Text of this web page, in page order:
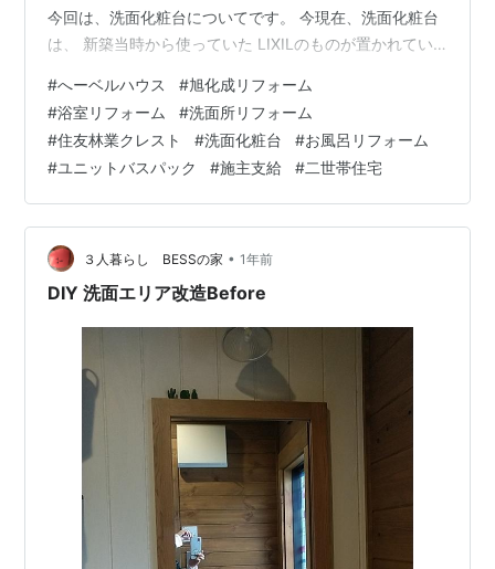
今回は、洗面化粧台についてです。 今現在、洗面化粧台
は、 新築当時から使っていた LIXILのものが置かれてい
してもOKとのことでした。 ですが、 ２階子世帯のよう
に、引き出しタイプではなく、 ２階子世帯は、全面引き
出しタイプ 左側が引き出しタイプで、右側が扉タイプで
す。 全面引き出しタイプではない これだと、経験上使い
づらいのです。 また、 …
#へーベルハウス #旭化成リフォーム
#浴室リフォーム #洗面所リフォーム
#住友林業クレスト #洗面化粧台 #お風呂リフォーム
#ユニットバスパック #施主支給 #二世帯住宅
３人暮らし BESSの家 • 1年前
DIY 洗面エリア改造Before